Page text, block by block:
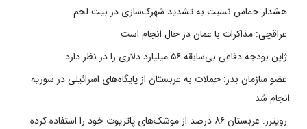
هشدار حماس نسبت به تشدید شهرک‌سازی در بیت‌ لحم
عراقچی: مذاکرات با عمان در حال انجام است
ژاپن بودجه دفاعی بی‌سابقه ۵۶ میلیارد دلاری را در نظر دارد
عضو سازمان بدر: حملات به عربستان از پایگاه‌های اسرائیلی در سوریه
انجام شد
رویترز: عربستان ۸۶ درصد از موشک‌های پاتریوت خود را استفاده کرده